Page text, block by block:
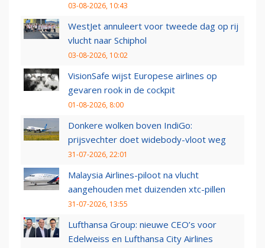
03-08-2026, 10:43
WestJet annuleert voor tweede dag op rij
vlucht naar Schiphol
03-08-2026, 10:02
VisionSafe wijst Europese airlines op
gevaren rook in de cockpit
01-08-2026, 8:00
Donkere wolken boven IndiGo:
prijsvechter doet widebody-vloot weg
31-07-2026, 22:01
Malaysia Airlines-piloot na vlucht
aangehouden met duizenden xtc-pillen
31-07-2026, 13:55
Lufthansa Group: nieuwe CEO’s voor
Edelweiss en Lufthansa City Airlines